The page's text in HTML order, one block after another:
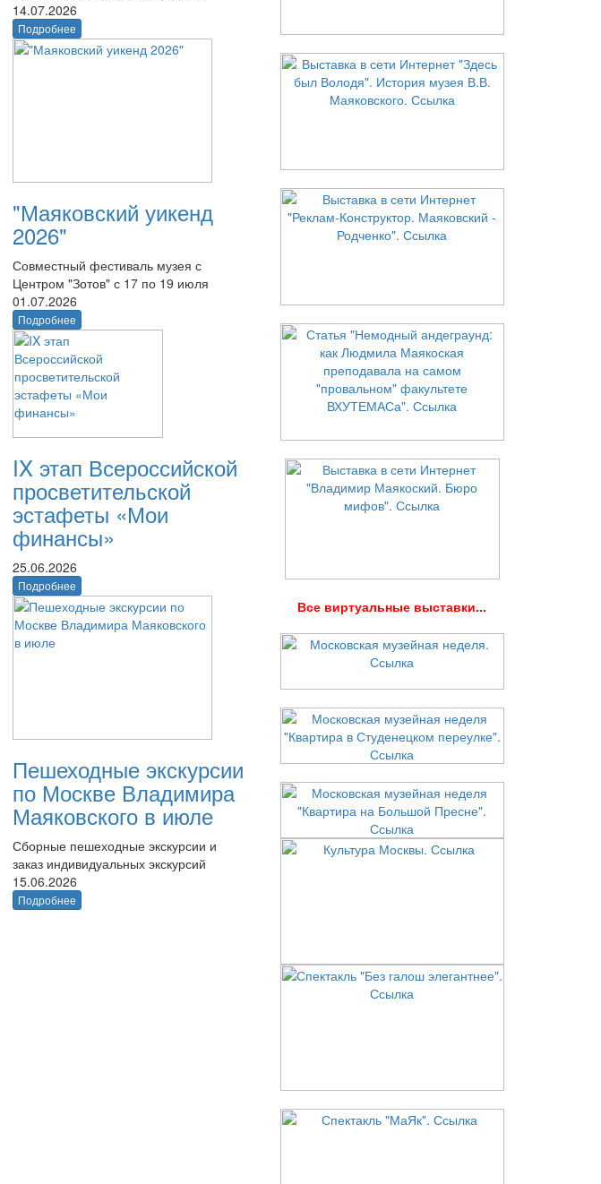
14.07.2026
Подробнее
"Маяковский уикенд
2026"
Совместный фестиваль музея с
Центром "Зотов" с 17 по 19 июля
01.07.2026
Подробнее
IX этап Всероссийской
просветительской
эстафеты «Мои
финансы»
25.06.2026
Подробнее
Пешеходные экскурсии
по Москве Владимира
Маяковского в июле
Сборные пешеходные экскурсии и
заказ индивидуальных экскурсий
15.06.2026
Подробнее
Все виртуальные выставки...